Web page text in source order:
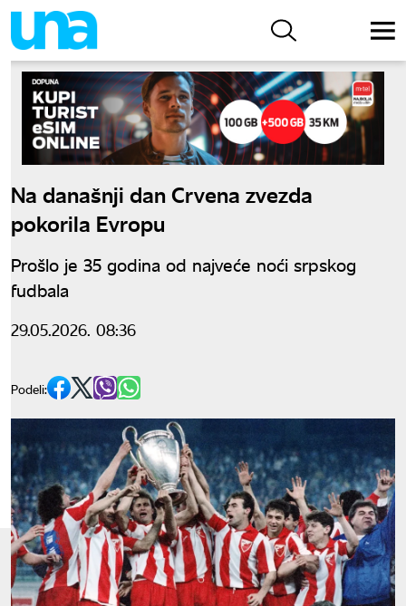
Na današnji dan Crvena zvezda
pokorila Evropu
Prošlo je 35 godina od najveće noći srpskog
fudbala
29.05.2026. 08:36
Podeli: